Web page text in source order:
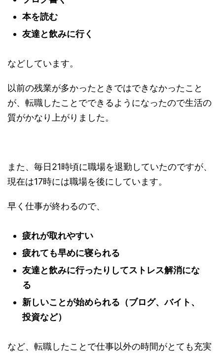
本を読む
友達と飲みに行く
などしています。
以前の残業が多かったときではできなかったこと
が、転職したことでできるようになったので生活の
質がかなり上がりました。
また、 毎日21時頃に職場を退勤していたのですが、
現在は17時には職場を後にしています。
早く仕事が終わるので、
疲れが取れやすい
疲れても早めに寝られる
友達と飲みに行ったりしてストレス解消にな
る
新しいことが始められる（ブログ、バイト、
投資など）
など、転職したことで仕事以外の時間がとても充実